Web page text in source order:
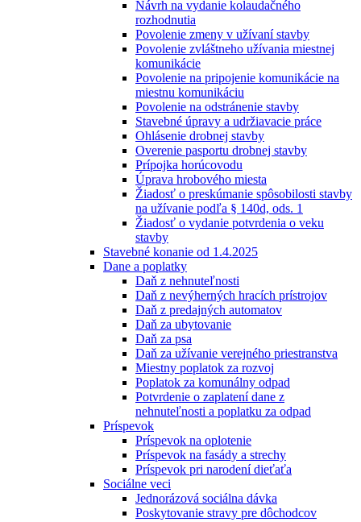
Návrh na vydanie kolaudačného
rozhodnutia
Povolenie zmeny v užívaní stavby
Povolenie zvláštneho užívania miestnej
komunikácie
Povolenie na pripojenie komunikácie na
miestnu komunikáciu
Povolenie na odstránenie stavby
Stavebné úpravy a udržiavacie práce
Ohlásenie drobnej stavby
Overenie pasportu drobnej stavby
Prípojka horúcovodu
Úprava hrobového miesta
Žiadosť o preskúmanie spôsobilosti stavby
na užívanie podľa § 140d, ods. 1
Žiadosť o vydanie potvrdenia o veku
stavby
Stavebné konanie od 1.4.2025
Dane a poplatky
Daň z nehnuteľnosti
Daň z nevýherných hracích prístrojov
Daň z predajných automatov
Daň za ubytovanie
Daň za psa
Daň za užívanie verejného priestranstva
Miestny poplatok za rozvoj
Poplatok za komunálny odpad
Potvrdenie o zaplatení dane z
nehnuteľnosti a poplatku za odpad
Príspevok
Príspevok na oplotenie
Príspevok na fasády a strechy
Príspevok pri narodení dieťaťa
Sociálne veci
Jednorázová sociálna dávka
Poskytovanie stravy pre dôchodcov